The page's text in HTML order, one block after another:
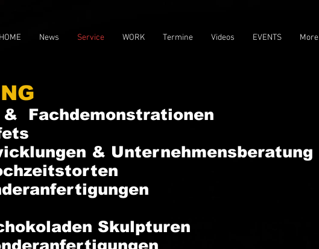
HOME News Service WORK Termine Videos EVENTS More
Fachdemonstrationen
& Unternehmensberatung
Skulpturen